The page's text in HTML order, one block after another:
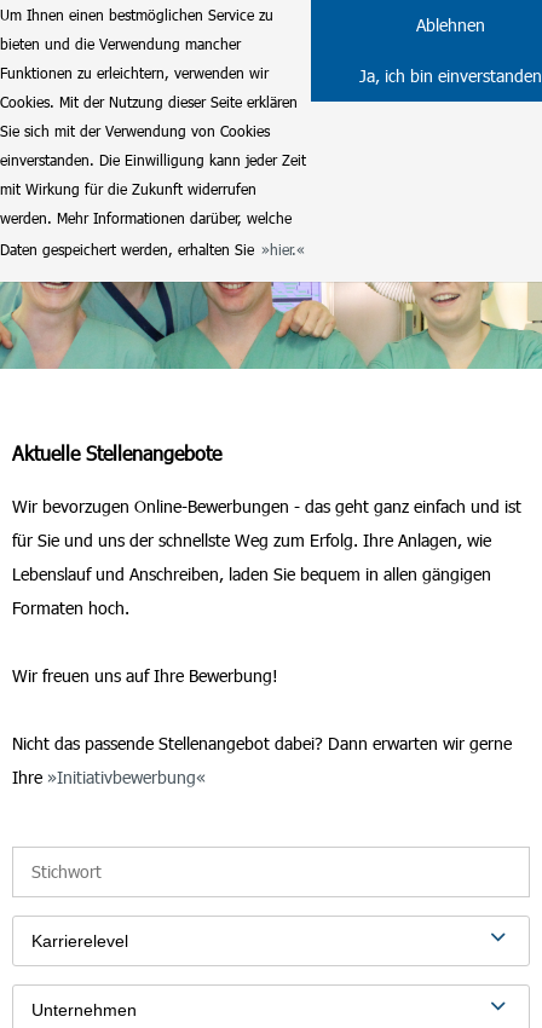
Um Ihnen einen bestmöglichen Service zu
bieten und die Verwendung mancher
Funktionen zu erleichtern, verwenden wir
Cookies. Mit der Nutzung dieser Seite erklären
Sie sich mit der Verwendung von Cookies
einverstanden. Die Einwilligung kann jeder Zeit
mit Wirkung für die Zukunft widerrufen
werden. Mehr Informationen darüber, welche
Daten gespeichert werden, erhalten Sie
hier.
Ablehnen
Ja, ich bin einverstanden
Aktuelle Stellenangebote
Wir bevorzugen Online-Bewerbungen - das geht ganz einfach und ist
für Sie und uns der schnellste Weg zum Erfolg. Ihre Anlagen, wie
Lebenslauf und Anschreiben, laden Sie bequem in allen gängigen
Formaten hoch.
Wir freuen uns auf Ihre Bewerbung!
Nicht das passende Stellenangebot dabei? Dann erwarten wir gerne
Ihre
Initiativbewerbung
Karrierelevel
Unternehmen